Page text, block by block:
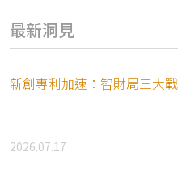
最新洞見
新創專利加速：智財局三大
2026.07.17